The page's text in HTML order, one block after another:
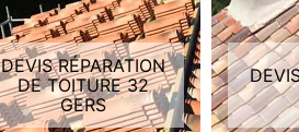
DEVIS RÉPARATION
DE TOITURE 32
GERS